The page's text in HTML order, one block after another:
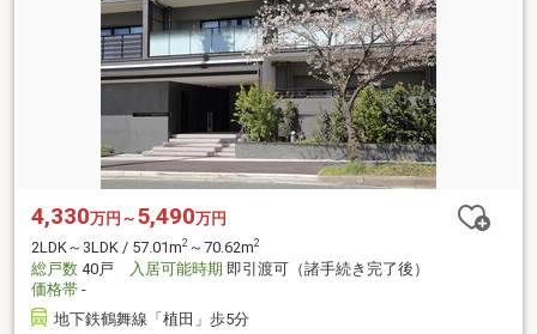
4,330万円～ 5,490万円
2LDK～3LDK / 57.01m2 ～70.62m2
総戸数 40戸 入居可能時期 即引渡可（諸手続き完了後）
価格帯 -
地下鉄鶴舞線「植田」歩5分